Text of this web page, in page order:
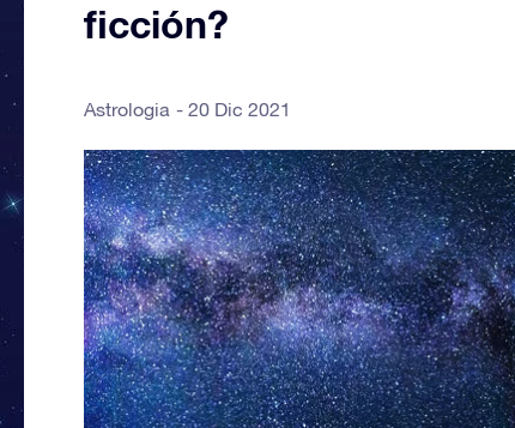
ficción?
Astrologia 20 Dic 2021